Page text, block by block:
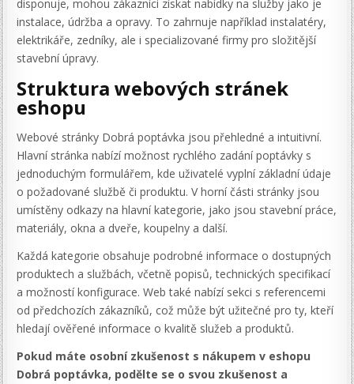
disponuje, mohou zákazníci získat nabídky na služby jako je
instalace, údržba a opravy. To zahrnuje například instalatéry,
elektrikáře, zedníky, ale i specializované firmy pro složitější
stavební úpravy.
Struktura webových stránek
eshopu
Webové stránky Dobrá poptávka jsou přehledné a intuitivní.
Hlavní stránka nabízí možnost rychlého zadání poptávky s
jednoduchým formulářem, kde uživatelé vyplní základní údaje
o požadované službě či produktu. V horní části stránky jsou
umístěny odkazy na hlavní kategorie, jako jsou stavební práce,
materiály, okna a dveře, koupelny a další.
Každá kategorie obsahuje podrobné informace o dostupných
produktech a službách, včetně popisů, technických specifikací
a možností konfigurace. Web také nabízí sekci s referencemi
od předchozích zákazníků, což může být užitečné pro ty, kteří
hledají ověřené informace o kvalitě služeb a produktů.
Pokud máte osobní zkušenost s nákupem v eshopu
Dobrá poptávka, podělte se o svou zkušenost a